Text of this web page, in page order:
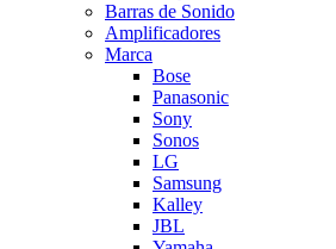
Barras de Sonido
Amplificadores
Marca
Bose
Panasonic
Sony
Sonos
LG
Samsung
Kalley
JBL